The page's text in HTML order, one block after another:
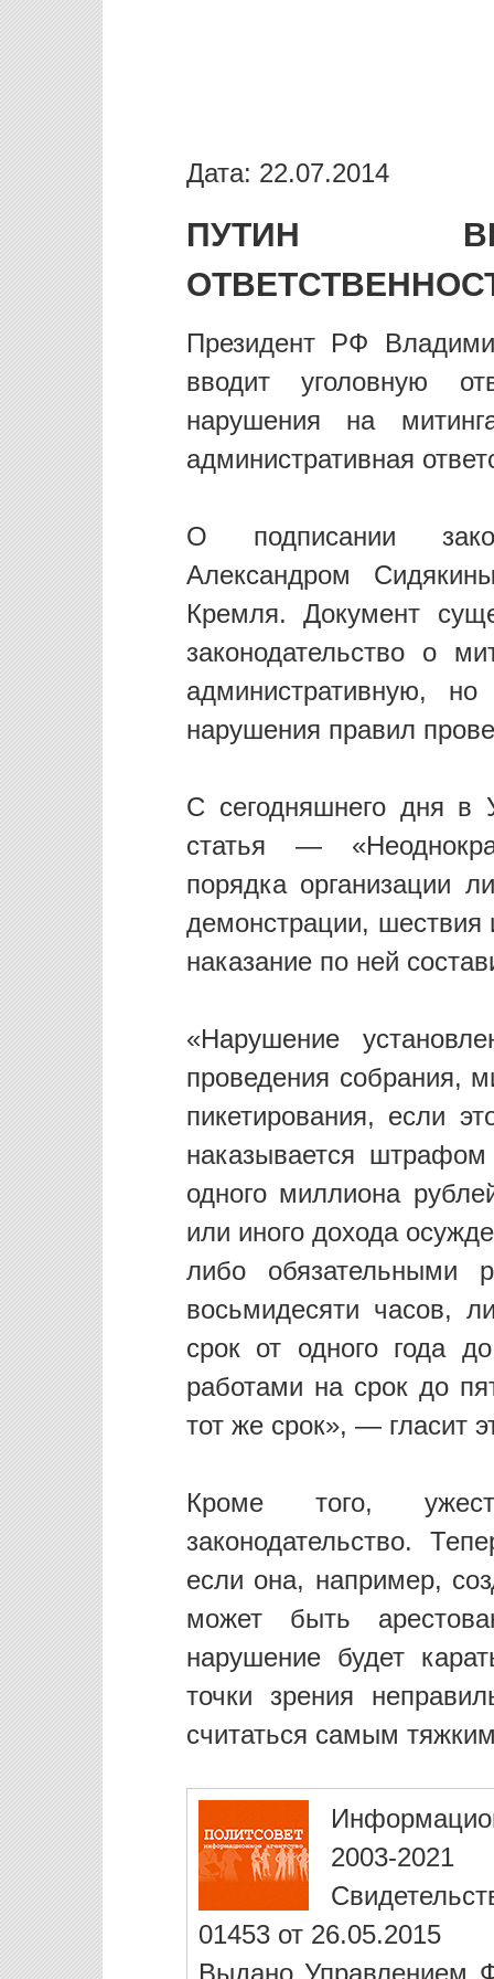
Дата: 22.07.2014
ПУТИН
Президент РФ
вводит уголовную
нарушения на
административная
О подписании
Александром
Кремля. Документ
законодательство о
административную,
нарушения правил
С сегодняшнего дня в
статья —
порядка организации
демонстрации, шествия
наказание по ней
«Нарушение
проведения собрания,
пикетирования, если
наказывается
одного миллиона
или иного дохода
либо обязательными
восьмидесяти часов,
срок от одного года
работами на срок до
тот же срок», — гласит
Кроме того,
законодательство.
если она, например,
может быть
нарушение будет
точки зрения
считаться самым
2003-2021
01453 от 26.05.2015